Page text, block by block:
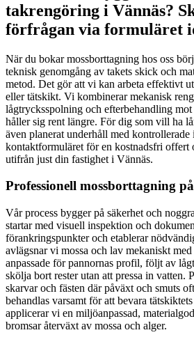
takrengöring i Vännäs?
förfrågan via formuläret
När du bokar mossborttagning hos oss
teknisk genomgång av takets skick och
metod. Det gör att vi kan arbeta effektivt
eller tätskikt. Vi kombinerar mekanisk
lågtrycksspolning och efterbehandling
håller sig rent längre. För dig som vill ha
även planerat underhåll med
kontaktformuläret för en kostnadsfri offert
utifrån just din fastighet i Vännäs.
Professionell mossborttagning
Vår process bygger på säkerhet och
startar med visuell inspektion och
förankringspunkter och etablerar
avlägsnar vi mossa och lav mekaniskt
anpassade för pannornas profil, följt av
skölja bort rester utan att pressa in vatten.
skarvar och fästen där påväxt och smuts
behandlas varsamt för att bevara
applicerar vi en miljöanpassad,
bromsar återväxt av mossa och alger.